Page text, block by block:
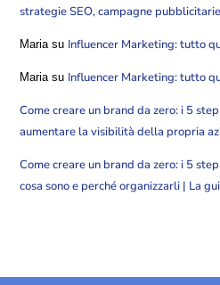
strategie SEO, campagne
Mariasu Influencer Marketing: tutto
Mariasu Influencer Marketing: tutto
Come creare un brand da zero: i 5
aumentare la visibilità della propria
Come creare un brand da zero: i 5
cosa sono e perché organizzarli | La